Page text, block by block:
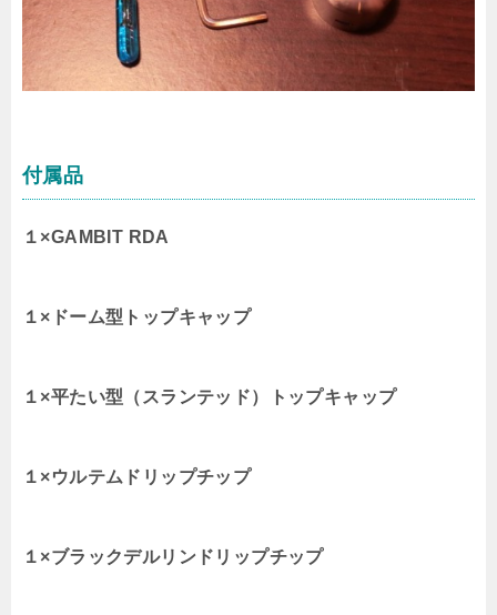
付属品
１×GAMBIT RDA
１×ドーム型トップキャップ
１×平たい型（スランテッド）トップキャップ
１×ウルテムドリップチップ
１×ブラックデルリンドリップチップ